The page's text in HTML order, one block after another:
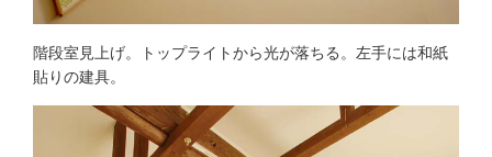
階段室見上げ。トップライトから光が落ちる。左手には和紙
貼りの建具。